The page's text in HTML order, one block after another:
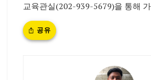
교육관실(202-939-5679)을 통해
공유